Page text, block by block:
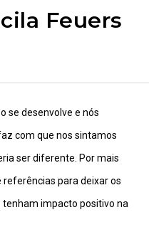
Feuers
se desenvolve e nós
com que nos sintamos
ser diferente. Por mais
referências para deixar os
impacto positivo na